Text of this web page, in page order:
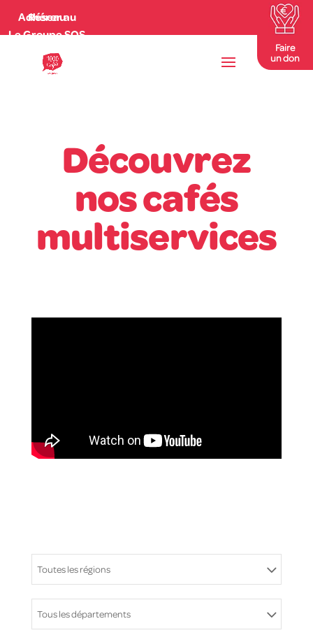
Adhérer au Réseau
Le Groupe SOS
Faire
un don
Découvrez
nos cafés
multiservices
Toutes les régions
Tous les départements